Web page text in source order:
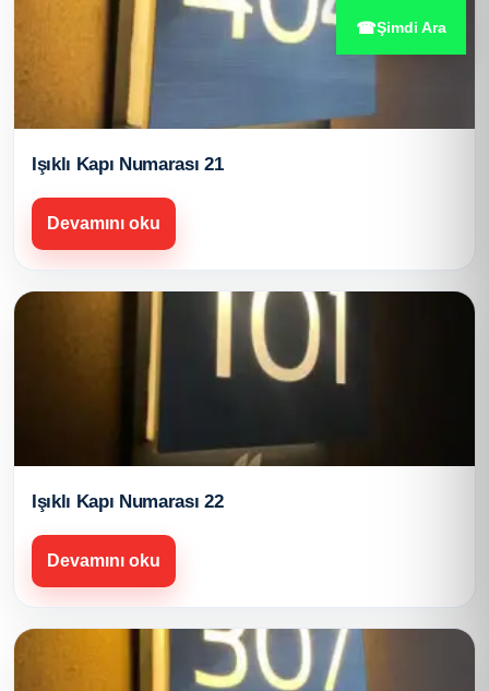
Işıklı Kapı Numarası 21
Devamını oku
Işıklı Kapı Numarası 22
Devamını oku
☎Şimdi Ara